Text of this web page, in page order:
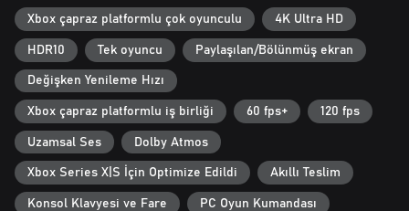
Xbox çapraz platformlu çok oyunculu 4K Ultra HD
HDR10 Tek oyuncu Paylaşılan/Bölünmüş ekran
Değişken Yenileme Hızı
Xbox çapraz platformlu iş birliği 60 fps+ 120 fps
Uzamsal Ses Dolby Atmos
Xbox Series X|S İçin Optimize Edildi Akıllı Teslim
Konsol Klavyesi ve Fare PC Oyun Kumandası